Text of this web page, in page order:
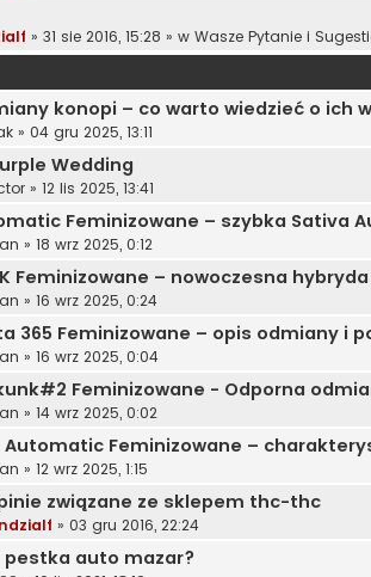
» 31 sie 2016, 15:28 » w Wasze Pytanie i
konopi – co warto wiedzieć o ich
» 04 gru 2025, 13:11
Wedding
» 12 lis 2025, 13:41
Feminizowane – szybka Sativa
» 18 wrz 2025, 0:12
Feminizowane – nowoczesna
» 16 wrz 2025, 0:24
365 Feminizowane – opis odmiany i
» 16 wrz 2025, 0:04
Feminizowane - Odporna
» 14 wrz 2025, 0:02
Automatic Feminizowane –
» 12 wrz 2025, 1:15
związane ze sklepem thc-thc
» 03 gru 2016, 22:24
pestka auto mazar?